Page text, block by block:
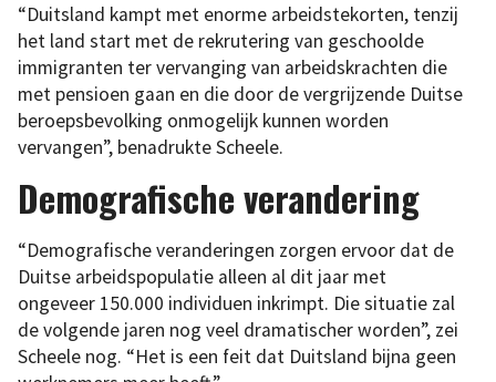
“Duitsland kampt met enorme arbeidstekorten, tenzij
het land start met de rekrutering van geschoolde
immigranten ter vervanging van arbeidskrachten die
met pensioen gaan en die door de vergrijzende Duitse
beroepsbevolking onmogelijk kunnen worden
vervangen”, benadrukte Scheele.
Demografische verandering
“Demografische veranderingen zorgen ervoor dat de
Duitse arbeidspopulatie alleen al dit jaar met
ongeveer 150.000 individuen inkrimpt. Die situatie zal
de volgende jaren nog veel dramatischer worden”, zei
Scheele nog. “Het is een feit dat Duitsland bijna geen